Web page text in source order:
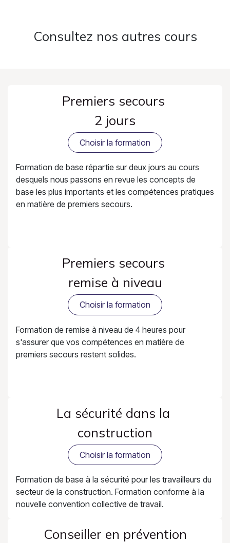
Consultez nos autres cours
Premiers secours
2 jours
Choisir la formation
Formation de base répartie sur deux jours au cours
desquels nous passons en revue les concepts de
base les plus importants et les compétences pratiques
en matière de premiers secours.
Premiers secours
remise à niveau
Choisir la formation
Formation de remise à niveau de 4 heures pour
s'assurer que vos compétences en matière de
premiers secours restent solides.
La sécurité dans la
construction
Choisir la formation
Formation de base à la sécurité pour les travailleurs du
secteur de la construction. Formation conforme à la
nouvelle convention collective de travail.
Conseiller en prévention